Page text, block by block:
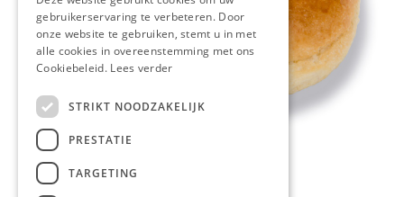
gebruikerservaring te verbeteren. Door
onze website te gebruiken, stemt u in met
alle cookies in overeenstemming met ons
Cookiebeleid. Lees verder
STRIKT NOODZAKELIJK
PRESTATIE
TARGETING